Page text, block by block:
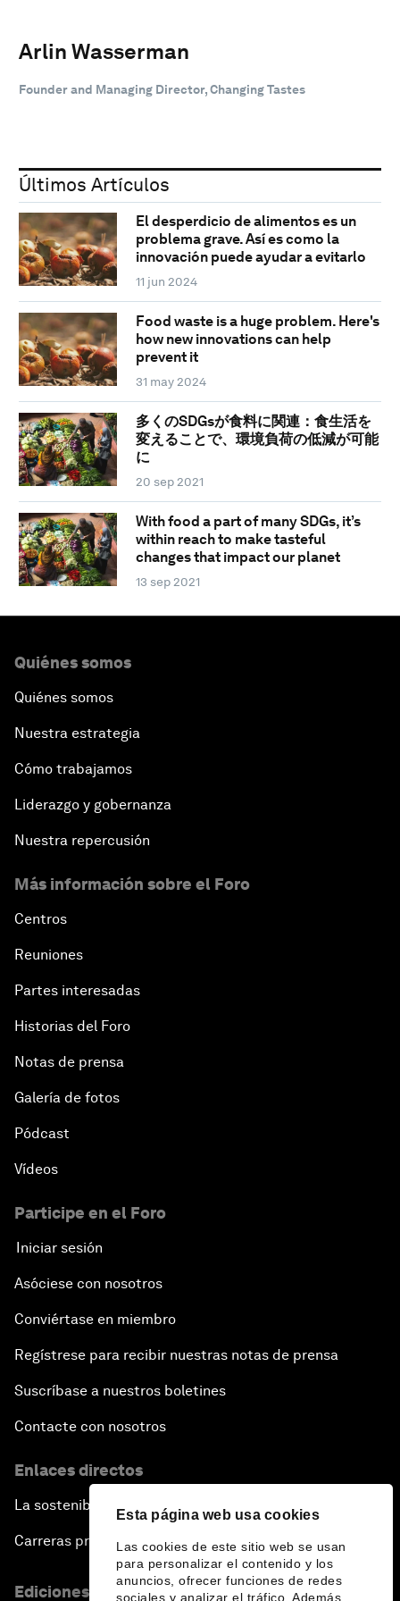
Esta página web usa cookies
Las cookies de este sitio web se usan
para personalizar el contenido y los
anuncios, ofrecer funciones de redes
sociales y analizar el tráfico. Además,
Arlin Wasserman
Founder and Managing Director, Changing Tastes
Últimos Artículos
El desperdicio de alimentos es un
problema grave. Así es como la
innovación puede ayudar a evitarlo
11 jun 2024
Food waste is a huge problem. Here's
how new innovations can help
prevent it
31 may 2024
多くのSDGsが食料に関連：食生活を
変えることで、環境負荷の低減が可能
に
20 sep 2021
With food a part of many SDGs, it’s
within reach to make tasteful
changes that impact our planet
13 sep 2021
Quiénes somos
Quiénes somos
Nuestra estrategia
Cómo trabajamos
Liderazgo y gobernanza
Nuestra repercusión
Más información sobre el Foro
Centros
Reuniones
Partes interesadas
Historias del Foro
Notas de prensa
Galería de fotos
Pódcast
Vídeos
Participe en el Foro
Iniciar sesión
Asóciese con nosotros
Conviértase en miembro
Regístrese para recibir nuestras notas de prensa
Suscríbase a nuestros boletines
Contacte con nosotros
Enlaces directos
La sostenibilidad en el Foro
Carreras profesionales
Ediciones en otros idiomas